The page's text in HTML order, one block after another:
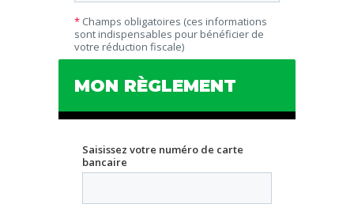
* Champs obligatoires (ces informations
sont indispensables pour bénéficier de
votre réduction fiscale)
MON RÈGLEMENT
Saisissez votre numéro de carte
bancaire